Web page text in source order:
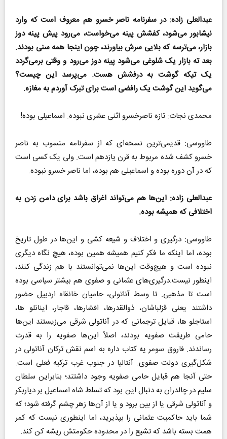
عبدالعلی زاده: در سفرنامه ناصر خسرو هم معروف است که وارد
نیشابور می‌شود، کفشش پینه می‌خواست، می‌رود پیش پینه دوز
بازار، می‌ترسه که بلایی سرش بیاورند، چون اینجا همه سنی بودند.
بعد ته بازار یک شلوغی می‌شود پینه دوز می‌رود و وقتی برمی‌گردد
یک تیکه گوشت به درفشش هست. می‌پرسد این چیست؟
می‌گوید این گوشت یک رافضی است برای تبرک آوردم به مغازه.
محمدی نجات: تازه ناصرخسرو اثنی عشری نبوده. اسماعیلی بوده!
طاووسی: قدیمی‌ترین نسخه‌ای که از سفرنامه منسوب به ناصر
خسرو کشف شده مربوط به قرن یازدهم است. ولی یک کسی است
که در آن دوره بوده و اسماعیلی هم بوده، اما ناصر خسرو نبوده.
عبدالعلی زاده: این‌ها هم می‌تواند اغراق باشد برای دامن زدن به
اختلافی که همیشه بوده.
طاووسی: درگیری و اختلاف و شیعه کشی و این‌ها در طول تاریخ
بوده، اما اینکه ما فکر کنیم همیشه همین بوده، هیچ نگاه دیگری
نبوده است و هیچ‌وقت این‌ها نمی‌توانستند با هم زندگی کنند،
اینطور نیست.درگیری‌های عثمانی و صفوی هم بیشتر سیاسی بوده
است تا مذهبی. تا وسط آناتولی، حامیان خانقاه اردبیل حضور
داشتند یعنی قزلباشان، ذوالقدرها، افشارها، قاجار، اینانلو ها،
استاجلو ها، قبایل ترجمانی که در آناتولی شرقی می‌زیستند این‌ها
حامی طریقت صفویه بودند، اصلاً این‌ها صفویه را به قدرت
رساندند. فاروق سومر یه کتاب داره به اسم نقش ترکان آناتولی در
شکل‌گیری دولت صفوی. آنتالیا در جنوب غرب ترکیه فعلی است.
حتی آنجا هم قبایل حامی صفویه وجود داشتند؛ بنابراین سلطان
سلیم در چالدران به دنبال این بود که تسلط شاه اسماعیل بر دیاربکر
و آناتولی شرقی یا از بین برود و یا از آن‌ها زهر چشم گرفته شود؛ که
شما باید حاکمیت عثمانی را بپذیرید، اما اینطوری نیست که کمر
همت بسته باشد که تشیع را در محدوده حکومتش ریشه کن کند.